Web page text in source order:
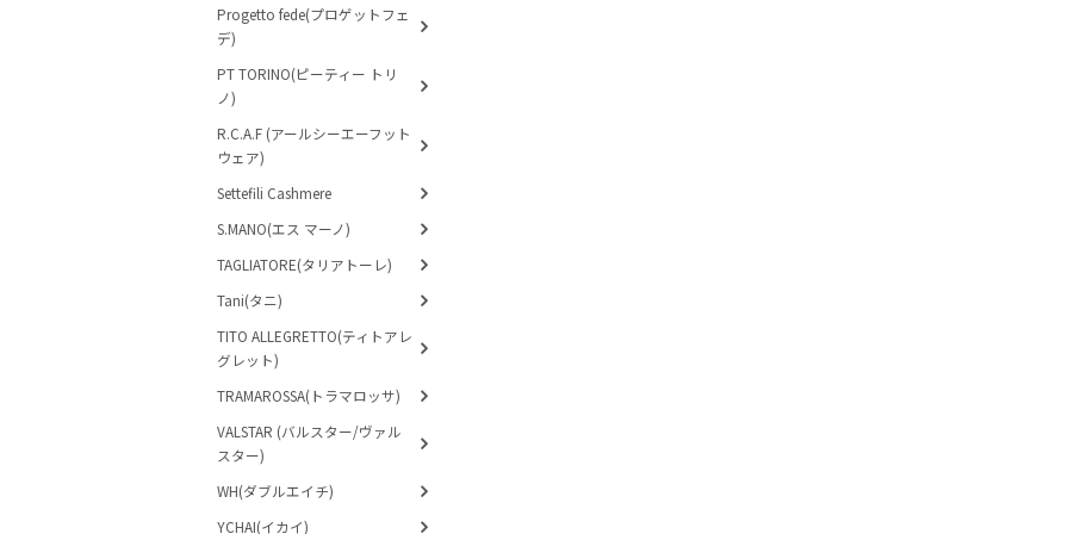
Progetto fede(プロゲットフェ
デ)
PT TORINO(ピーティー トリ
ノ)
R.C.A.F (アールシーエーフット
ウェア)
Settefili Cashmere
S.MANO(エス マーノ)
TAGLIATORE(タリアトーレ)
Tani(タニ)
TITO ALLEGRETTO(ティトアレ
グレット)
TRAMAROSSA(トラマロッサ)
VALSTAR (バルスター/ヴァル
スター)
WH(ダブルエイチ)
YCHAI(イカイ)